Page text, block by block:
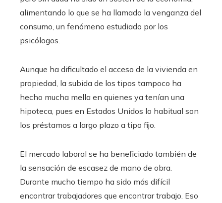
alimentando lo que se ha llamado la venganza del
consumo, un fenómeno estudiado por los
psicólogos.
Aunque ha dificultado el acceso de la vivienda en
propiedad, la subida de los tipos tampoco ha
hecho mucha mella en quienes ya tenían una
hipoteca, pues en Estados Unidos lo habitual son
los préstamos a largo plazo a tipo fijo.
El mercado laboral se ha beneficiado también de
la sensación de escasez de mano de obra.
Durante mucho tiempo ha sido más difícil
encontrar trabajadores que encontrar trabajo. Eso